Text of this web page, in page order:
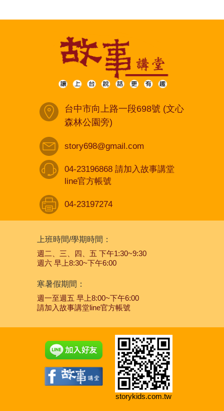
台中市向上路一段698號 (文心
森林公園旁)
story698@gmail.com
04-23196868 請加入故事講堂
line官方帳號
04-23197274
上班時間/學期時間：
週二、三、四、五 下午1:30~9:30
週六 早上8:30~下午6:00
寒暑假期間：
週一至週五 早上8:00~下午6:00
請加入故事講堂line官方帳號
storykids.com.tw